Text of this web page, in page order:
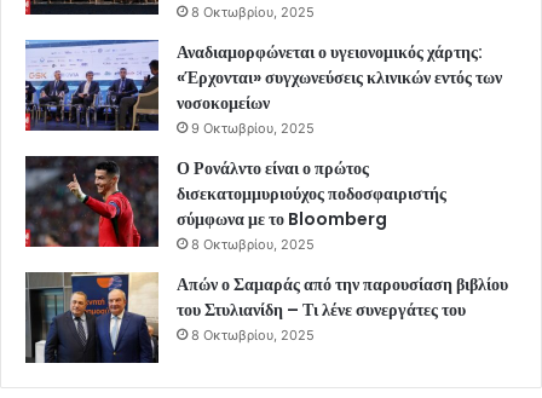
8 Οκτωβρίου, 2025
Αναδιαμορφώνεται ο υγειονομικός χάρτης:
«Έρχονται» συγχωνεύσεις κλινικών εντός των
νοσοκομείων
9 Οκτωβρίου, 2025
Ο Ρονάλντο είναι ο πρώτος
δισεκατομμυριούχος ποδοσφαιριστής
σύμφωνα με το Bloomberg
8 Οκτωβρίου, 2025
Απών ο Σαμαράς από την παρουσίαση βιβλίου
του Στυλιανίδη – Τι λένε συνεργάτες του
8 Οκτωβρίου, 2025